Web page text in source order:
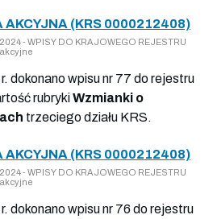
AKCYJNA (KRS 0000212408)
- WPISY DO KRAJOWEGO REJESTRU
dokonano wpisu nr 77 do rejestru
rubrykiWzmianki o
trzeciego działu KRS.
AKCYJNA (KRS 0000212408)
- WPISY DO KRAJOWEGO REJESTRU
dokonano wpisu nr 76 do rejestru